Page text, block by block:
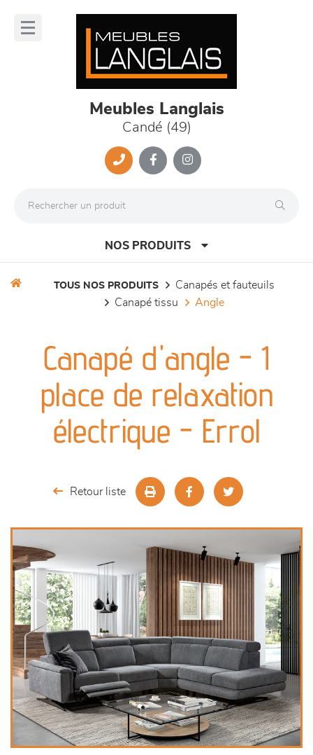
Meubles Langlais
Candé (49)
NOS PRODUITS
séjours
meubles de complément
chambres et dressing
décoration
TOUS NOS PRODUITS
canapés et fauteuils
canapé tissu
angle
Canapé d'angle - 1
place de relaxation
électrique - Errol
Retour liste